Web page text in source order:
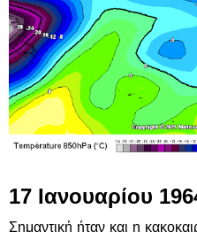
17 Ιανουαρίου
Σημαντική ήταν και η